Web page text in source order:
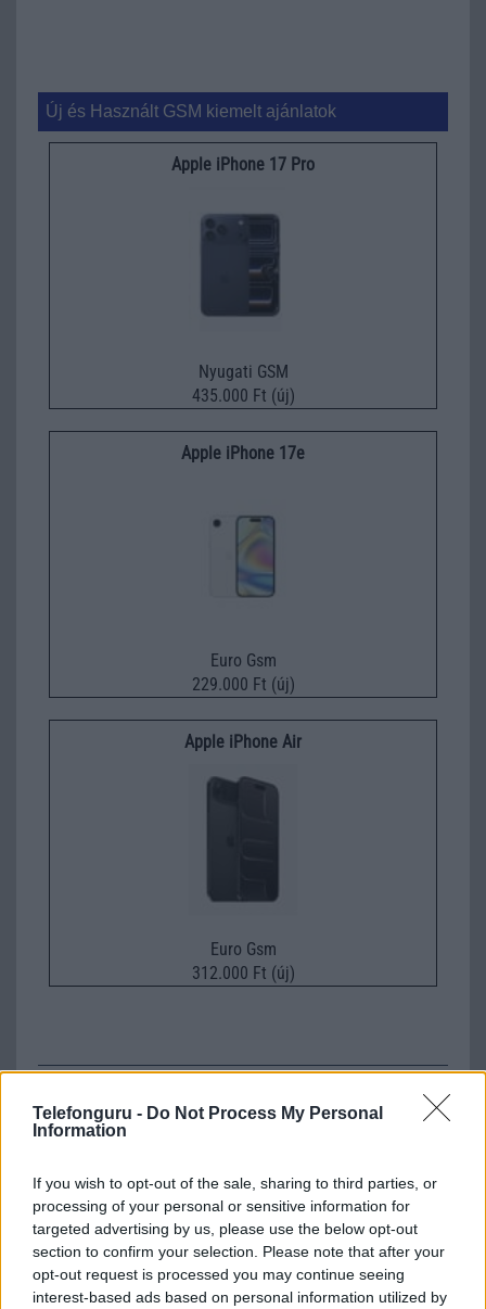
Telefonguru - Do Not Process My Personal
Information
If you wish to opt-out of the sale, sharing to third parties, or
processing of your personal or sensitive information for
targeted advertising by us, please use the below opt-out
section to confirm your selection. Please note that after your
opt-out request is processed you may continue seeing
interest-based ads based on personal information utilized by
Új és Használt GSM kiemelt ajánlatok
Apple iPhone 17 Pro
Nyugati GSM
435.000 Ft (új)
Apple iPhone 17e
Euro Gsm
229.000 Ft (új)
Apple iPhone Air
Euro Gsm
312.000 Ft (új)
készülék kimarad a One UI 9
frissítésből – itt a lista az érintett
2026.06.30| Phone Arena
A One UI 9 érkezése új mesterséges intelligencia-
funkciókat és továbbfejlesztett kezelőfelületet hoz,
azonban több korábbi csúcskategóriás és középkategóriás
Galaxy készülék számára ez lesz az út vége.